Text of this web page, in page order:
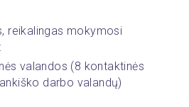
reikalingas mokymosi
valandos (8 kontaktinės
darbo valandų)